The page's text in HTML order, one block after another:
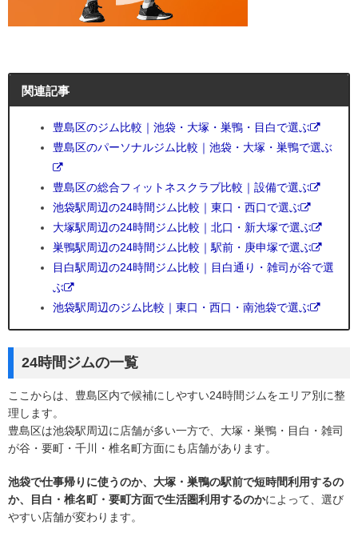
関連記事
豊島区のジム比較｜池袋・大塚・巣鴨・目白で選ぶ
豊島区のパーソナルジム比較｜池袋・大塚・巣鴨で選ぶ
豊島区の総合フィットネスクラブ比較｜設備で選ぶ
池袋駅周辺の24時間ジム比較｜東口・西口で選ぶ
大塚駅周辺の24時間ジム比較｜北口・新大塚で選ぶ
巣鴨駅周辺の24時間ジム比較｜駅前・庚申塚で選ぶ
目白駅周辺の24時間ジム比較｜目白通り・雑司が谷で選
ぶ
池袋駅周辺のジム比較｜東口・西口・南池袋で選ぶ
24時間ジムの一覧
ここからは、豊島区内で候補にしやすい24時間ジムをエリア別に整
理します。
豊島区は池袋駅周辺に店舗が多い一方で、大塚・巣鴨・目白・雑司
が谷・要町・千川・椎名町方面にも店舗があります。
池袋で仕事帰りに使うのか、大塚・巣鴨の駅前で短時間利用するの
か、目白・椎名町・要町方面で生活圏利用するのかによって、選び
やすい店舗が変わります。